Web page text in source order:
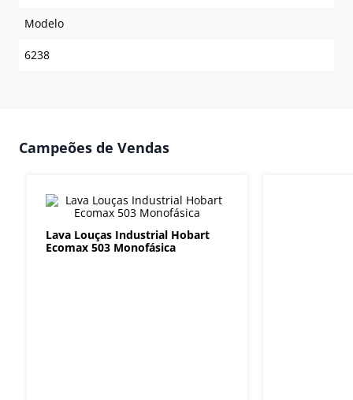
Modelo
6238
Campeões de Vendas
Lava Louças Industrial Hobart
Ecomax 503 Monofásica